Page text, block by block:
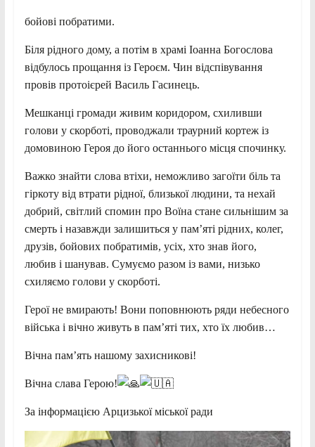
бойові побратими.
Біля рідного дому, а потім в храмі Іоанна Богослова
відбулось прощання із Героєм. Чин відспівування
провів протоієрей Василь Гасинець.
Мешканці громади живим коридором, схиливши
голови у скорботі, проводжали траурний кортеж із
домовиною Героя до його останнього місця спочинку.
Важко знайти слова втіхи, неможливо загоїти біль та
гіркоту від втрати рідної, близької людини, та нехай
добрий, світлий спомин про Воїна стане сильнішим за
смерть і назавжди залишиться у пам’яті рідних, колег,
друзів, бойових побратимів, усіх, хто знав його,
любив і шанував. Сумуємо разом із вами, низько
схиляємо голови у скорботі.
Герої не вмирають! Вони поповнюють ряди небесного
війська і вічно живуть в пам’яті тих, хто їх любив…
Вічна пам’ять нашому захисникові!
Вічна слава Герою!
За інформацією Арцизької міської ради